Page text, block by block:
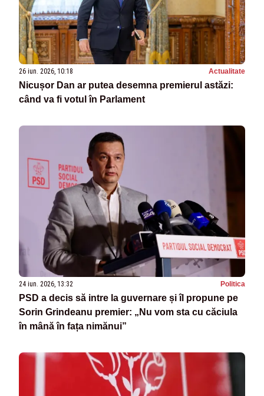
26 iun. 2026, 10:18 Actualitate
Nicușor Dan ar putea desemna premierul astăzi:
când va fi votul în Parlament
24 iun. 2026, 13:32 Politica
PSD a decis să intre la guvernare și îl propune pe
Sorin Grindeanu premier: „Nu vom sta cu căciula
în mână în fața nimănui”